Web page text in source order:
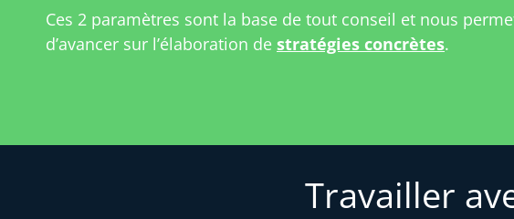
Ces 2 paramètres sont la base de tout conseil et nous
d’avancer sur l’élaboration de stratégies concrètes.
Travailler